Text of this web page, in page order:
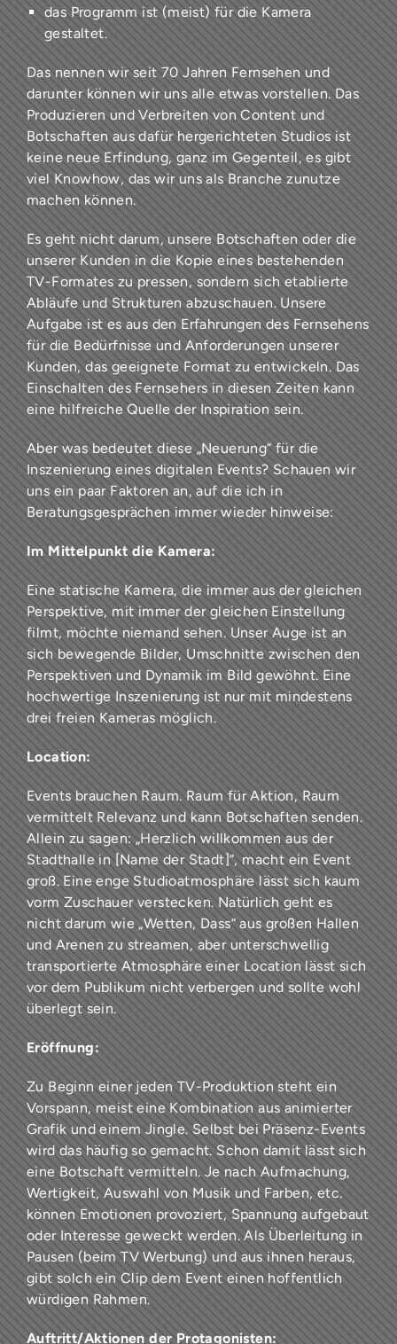
das Programm ist (meist) für die Kamera
gestaltet.
Das nennen wir seit 70 Jahren Fernsehen und
darunter können wir uns alle etwas vorstellen. Das
Produzieren und Verbreiten von Content und
Botschaften aus dafür hergerichteten Studios ist
keine neue Erfindung, ganz im Gegenteil, es gibt
viel Knowhow, das wir uns als Branche zunutze
machen können.
Es geht nicht darum, unsere Botschaften oder die
unserer Kunden in die Kopie eines bestehenden
TV-Formates zu pressen, sondern sich etablierte
Abläufe und Strukturen abzuschauen. Unsere
Aufgabe ist es aus den Erfahrungen des Fernsehens
für die Bedürfnisse und Anforderungen unserer
Kunden, das geeignete Format zu entwickeln. Das
Einschalten des Fernsehers in diesen Zeiten kann
eine hilfreiche Quelle der Inspiration sein.
Aber was bedeutet diese „Neuerung“ für die
Inszenierung eines digitalen Events? Schauen wir
uns ein paar Faktoren an, auf die ich in
Beratungsgesprächen immer wieder hinweise:
Im Mittelpunkt die Kamera:
Eine statische Kamera, die immer aus der gleichen
Perspektive, mit immer der gleichen Einstellung
filmt, möchte niemand sehen. Unser Auge ist an
sich bewegende Bilder, Umschnitte zwischen den
Perspektiven und Dynamik im Bild gewöhnt. Eine
hochwertige Inszenierung ist nur mit mindestens
drei freien Kameras möglich.
Location:
Events brauchen Raum. Raum für Aktion, Raum
vermittelt Relevanz und kann Botschaften senden.
Allein zu sagen: „Herzlich willkommen aus der
Stadthalle in [Name der Stadt]“, macht ein Event
groß. Eine enge Studioatmosphäre lässt sich kaum
vorm Zuschauer verstecken. Natürlich geht es
nicht darum wie „Wetten, Dass“ aus großen Hallen
und Arenen zu streamen, aber unterschwellig
transportierte Atmosphäre einer Location lässt sich
vor dem Publikum nicht verbergen und sollte wohl
überlegt sein.
Eröffnung:
Zu Beginn einer jeden TV-Produktion steht ein
Vorspann, meist eine Kombination aus animierter
Grafik und einem Jingle. Selbst bei Präsenz-Events
wird das häufig so gemacht. Schon damit lässt sich
eine Botschaft vermitteln. Je nach Aufmachung,
Wertigkeit, Auswahl von Musik und Farben, etc.
können Emotionen provoziert, Spannung aufgebaut
oder Interesse geweckt werden. Als Überleitung in
Pausen (beim TV Werbung) und aus ihnen heraus,
gibt solch ein Clip dem Event einen hoffentlich
würdigen Rahmen.
Auftritt/Aktionen der Protagonisten: